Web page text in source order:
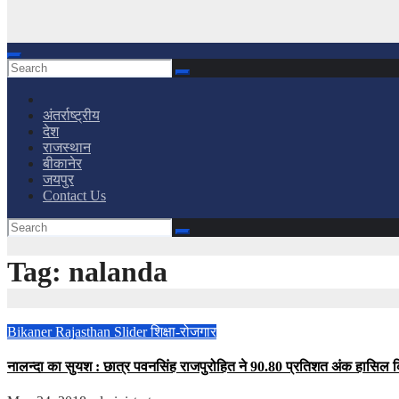
अंतर्राष्ट्रीय
देश
राजस्थान
बीकानेर
जयपुर
Contact Us
Tag: nalanda
BikanerRajasthan Sliderशिक्षा-रोजगार
नालन्दा का सुयश : छात्र पवनसिंह राजपुरोहित ने 90.80 प्रतिशत अंक हासिल